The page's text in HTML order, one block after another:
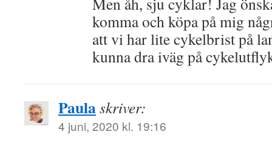
komma och köpa på mig
att vi har lite cykelbrist på
kunna dra iväg på
Paulaskriver:
4 juni, 2020 kl. 19:16